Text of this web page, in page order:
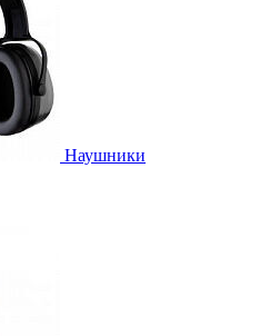
Наушники